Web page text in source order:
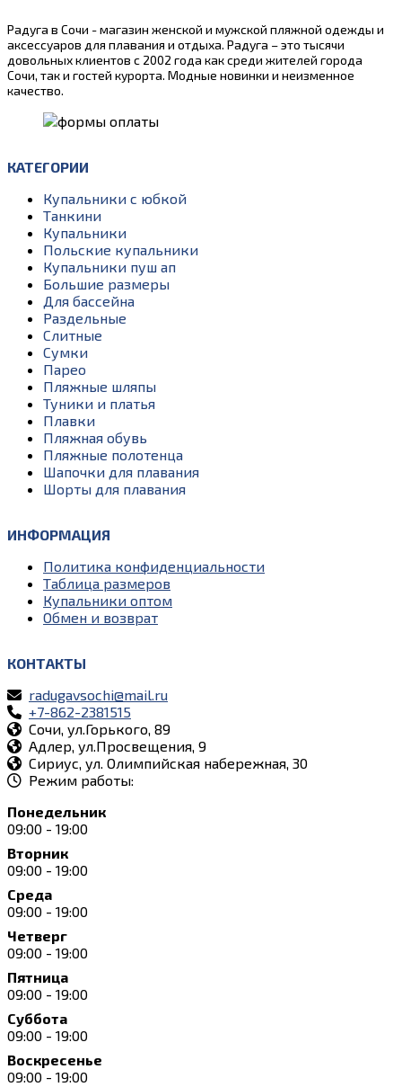
Радуга в Сочи - магазин женской и мужской пляжной одежды и
аксессуаров для плавания и отдыха. Радуга – это тысячи
довольных клиентов с 2002 года как среди жителей города
Сочи, так и гостей курорта. Модные новинки и неизменное
качество.
КАТЕГОРИИ
Купальники с юбкой
Танкини
Купальники
Польские купальники
Купальники пуш ап
Большие размеры
Для бассейна
Раздельные
Слитные
Сумки
Парео
Пляжные шляпы
Туники и платья
Плавки
Пляжная обувь
Пляжные полотенца
Шапочки для плавания
Шорты для плавания
ИНФОРМАЦИЯ
Политика конфиденциальности
Таблица размеров
Купальники оптом
Обмен и возврат
КОНТАКТЫ
radugavsochi@mail.ru
+7-862-2381515
Сочи, ул.Горького, 89
Адлер, ул.Просвещения, 9
Сириус, ул. Олимпийская набережная, 30
Режим работы:
Понедельник
09:00 - 19:00
Вторник
09:00 - 19:00
Среда
09:00 - 19:00
Четверг
09:00 - 19:00
Пятница
09:00 - 19:00
Суббота
09:00 - 19:00
Воскресенье
09:00 - 19:00